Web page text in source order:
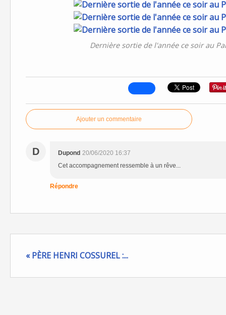
Dernière sortie de l'année ce soir au
Ajouter un commentaire
D Dupond 20/06/2020 16:37
Cet accompagnement ressemble à un rêve...
Répondre
« PÈRE HENRI COSSUREL :...